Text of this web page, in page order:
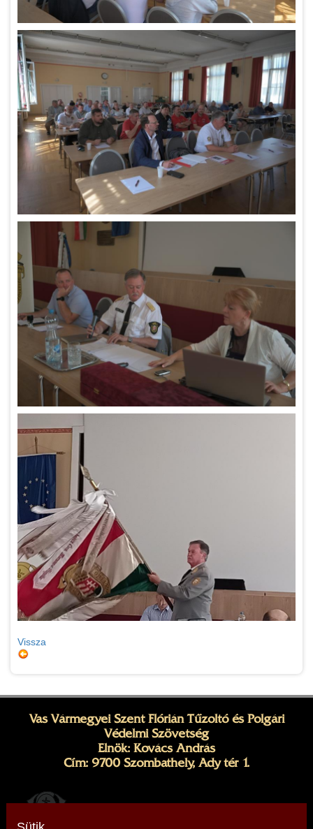
Vissza
Vas Vármegyei Szent Flórián Tűzoltó és Polgári
Védelmi Szövetség
Elnök: Kovács András
Cím: 9700 Szombathely, Ady tér 1.